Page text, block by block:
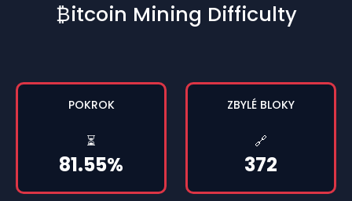
₿itcoin Mining Difficulty
POKROK
⏳
81.55%
ZBYLÉ BLOKY
🔗
372